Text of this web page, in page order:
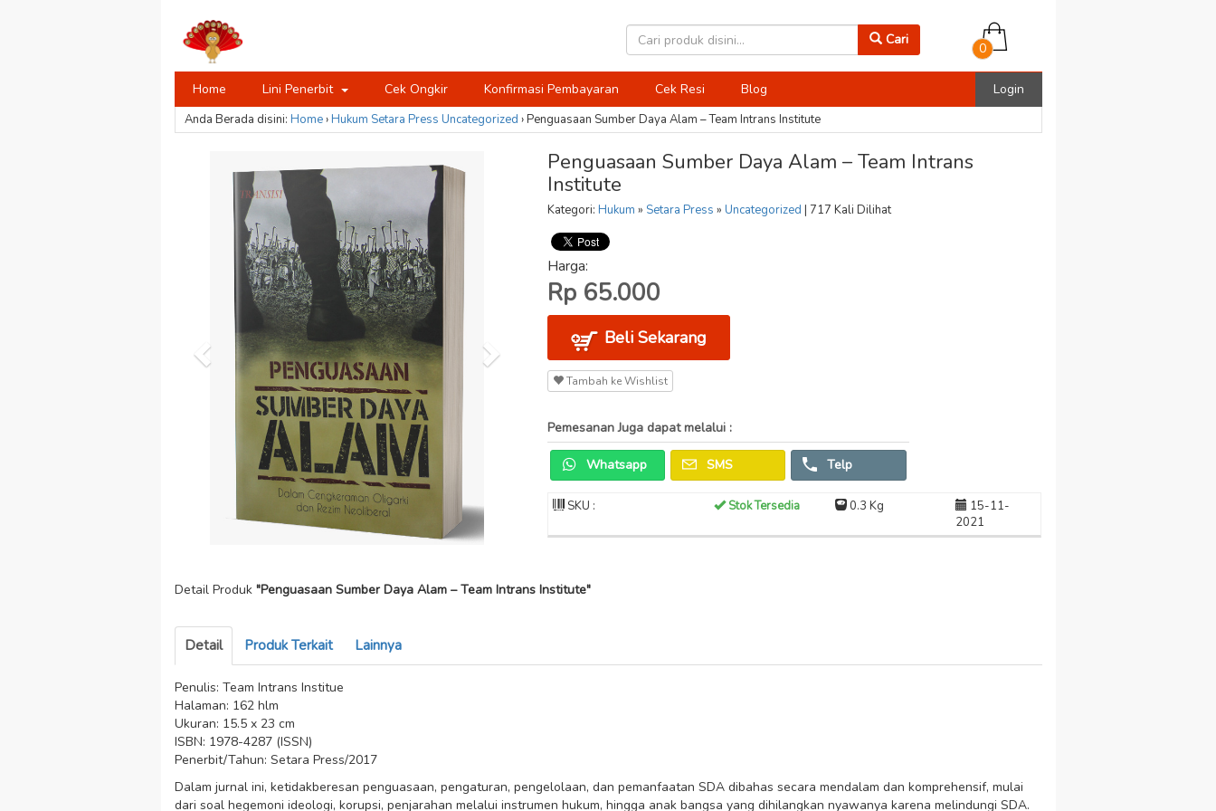
Cari
0
Home Lini Penerbit Cek Ongkir Konfirmasi Pembayaran Cek Resi Blog Login
Anda Berada disini: Home›Hukum Setara Press Uncategorized ›Penguasaan Sumber Daya Alam – Team Intrans Institute
Penguasaan Sumber Daya Alam – Team Intrans
Institute
Kategori: Hukum » Setara Press » Uncategorized | 717 Kali Dilihat
Harga:
Rp 65.000
Beli Sekarang
Tambah ke Wishlist
Pemesanan Juga dapat melalui :
Whatsapp SMS Telp
SKU : Stok Tersedia 0.3 Kg
15-11-
2021
Detail Produk "Penguasaan Sumber Daya Alam – Team Intrans Institute"
Detail Produk Terkait Lainnya
Penulis: Team Intrans Institue
Halaman: 162 hlm
Ukuran: 15.5 x 23 cm
ISBN: 1978-4287 (ISSN)
Penerbit/Tahun: Setara Press/2017
Dalam jurnal ini, ketidakberesan penguasaan, pengaturan, pengelolaan, dan pemanfaatan SDA dibahas secara mendalam dan komprehensif, mulai
dari soal hegemoni ideologi, korupsi, penjarahan melalui instrumen hukum, hingga anak bangsa yang dihilangkan nyawanya karena melindungi SDA.